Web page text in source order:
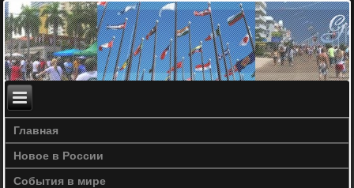
Главная
Новое в России
События в мире